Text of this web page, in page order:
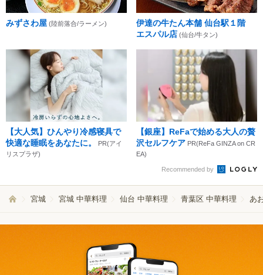
みずさわ屋 (陸前落合/ラーメン)
伊達の牛たん本舗 仙台駅１階
エスパル店 (仙台/牛タン)
【大人気】ひんやり冷感寝具で
快適な睡眠をあなたに。
PR(アイ
リスプラザ)
【銀座】ReFaで始める大人の贅
沢セルフケア PR(ReFa GINZA on CR
EA)
Recommended by
宮城 宮城 中華料理 仙台 中華料理 青葉区 中華料理 あ